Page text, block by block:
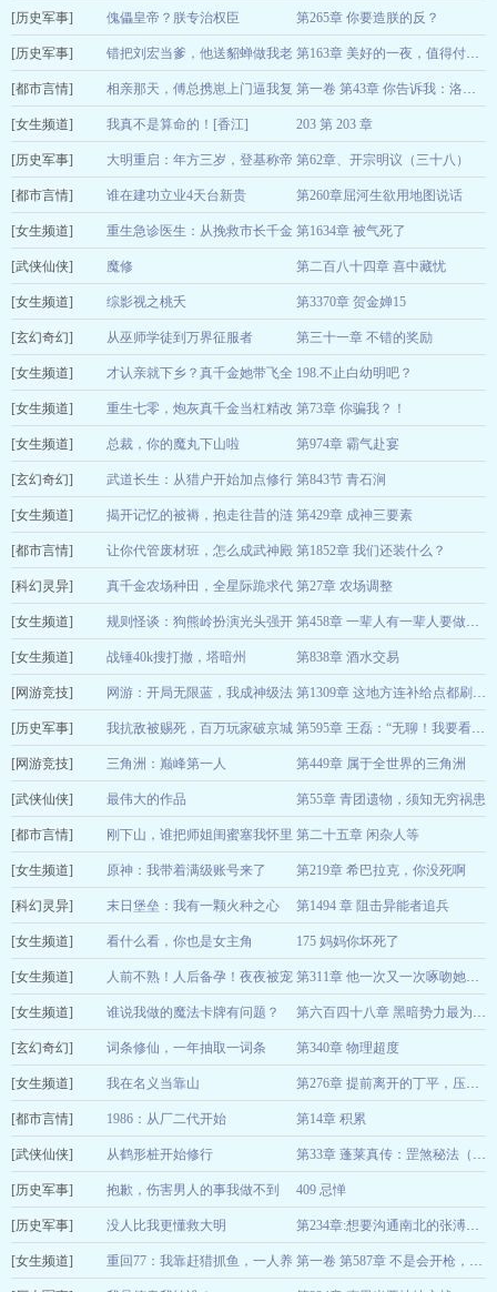
凤凰3.5
[历史军事] 傀儡皇帝？朕专治权臣 第265章 你要造朕的反？
青红 06-30
[历史军事] 错把刘宏当爹，他送貂蝉做我老
婆
第163章 美好的一夜，值得付出全部精力
吾名张飞 06-30
[都市言情] 相亲那天，傅总携崽上门逼我复
婚
第一卷 第43章 你告诉我：洛洛是谁?
阿秋阿秋
[女生频道] 我真不是算命的！[香江] 203 第 203 章
湖涂 06-30
[历史军事] 大明重启：年方三岁，登基称帝 第62章、开宗明议（三十八）
独孤世遗 06-30
[都市言情] 谁在建功立业4天台新贵 第260章屈河生欲用地图说话
寂寞的时候很冷
[女生频道] 重生急诊医生：从挽救市长千金
开始
第1634章 被气死了
纸扇不用扇
[武侠仙侠] 魔修 第二百八十四章 喜中藏忧
白特慢啊
[女生频道] 综影视之桃夭 第3370章 贺金婵15
兰萨笑笑生
[玄幻奇幻] 从巫师学徒到万界征服者 第三十一章 不错的奖励
竹围月色
[女生频道] 才认亲就下乡？真千金她带飞全
家
198.不止白幼明吧？
青山笑谈
[女生频道] 重生七零，炮灰真千金当杠精改
命
第73章 你骗我？！
这边的山
[女生频道] 总裁，你的魔丸下山啦 第974章 霸气赴宴
士子之心
[玄幻奇幻] 武道长生：从猎户开始加点修行 第843节 青石涧
尼罗河
[女生频道] 揭开记忆的被褥，抱走往昔的涟
漪
第429章 成神三要素
量产型群玉阁
[都市言情] 让你代管废材班，怎么成武神殿
了
第1852章 我们还装什么？
向阳的心
[科幻灵异] 真千金农场种田，全星际跪求代
购
第27章 农场调整
豪饮小甜水 06-30
[女生频道] 规则怪谈：狗熊岭扮演光头强开
始
第458章 一辈人有一辈人要做的事情
故梦的青春
[女生频道] 战锤40k搜打撤，塔暗州 第838章 酒水交易
啊，生活 06-30
[网游竞技] 网游：开局无限蓝，我成神级法
师
第1309章 这地方连补给点都刷出来了？
幽幽子 06-30
[历史军事] 我抗敌被赐死，百万玩家破京城 第595章 王磊：“无聊！我要看到血流成河。”
起名真难6 06-30
[网游竞技] 三角洲：巅峰第一人 第449章 属于全世界的三角洲
犹寒 06-30
[武侠仙侠] 最伟大的作品 第55章 青团遗物，须知无穷祸患
三無偽海歸
[都市言情] 刚下山，谁把师姐闺蜜塞我怀里
了
第二十五章 闲杂人等
刘坏熊 06-30
[女生频道] 原神：我带着满级账号来了 第219章 希巴拉克，你没死啊
我只是好玩
[科幻灵异] 末日堡垒：我有一颗火种之心 第1494 章 阻击异能者追兵
鱼丸面没鱼丸
[女生频道] 看什么看，你也是女主角 175 妈妈你坏死了
墨上易白 06-30
[女生频道] 人前不熟！人后备孕！夜夜被宠
亲
第311章 他一次又一次啄吻她的唇
墨刀客 06-30
[女生频道] 谁说我做的魔法卡牌有问题？ 第六百四十八章 黑暗势力最为伟大的‘二五仔’诞生！’
我真不会飞
[玄幻奇幻] 词条修仙，一年抽取一词条 第340章 物理超度
不负鸳鸯不负仙 06-30
[女生频道] 我在名义当靠山 第276章 提前离开的丁平，压抑的餐厅
骑着熊猫追松鼠
[都市言情] 1986：从厂二代开始 第14章 积累
一二32 06-30
[武侠仙侠] 从鹤形桩开始修行 第33章 蓬莱真传：罡煞秘法（第3更求月票）
中原五百
[历史军事] 抱歉，伤害男人的事我做不到
（女尊）
409 忌惮
老天鹅啊 06-30
[历史军事] 没人比我更懂救大明 第234章:想要沟通南北的张溥与地租能减，但不能惯刁民这个臭毛病
小兵王2 06-30
[女生频道] 重回77：我靠赶猎抓鱼，一人养 第一卷 第587章 不是会开枪，就能成为职业猎人